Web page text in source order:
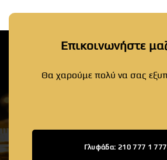
Επικοινωνήστε
Θα χαρούμε πολύ να σας
Γλυφάδα: 210 777 1 777